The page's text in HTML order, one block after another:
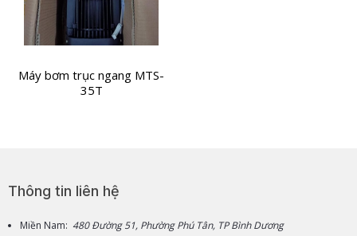
Máy bơm trục ngang MTS-
35T
Thông tin liên hệ
Miền Nam: 480 Đường 51, Phường Phú Tân, TP Bình Dương